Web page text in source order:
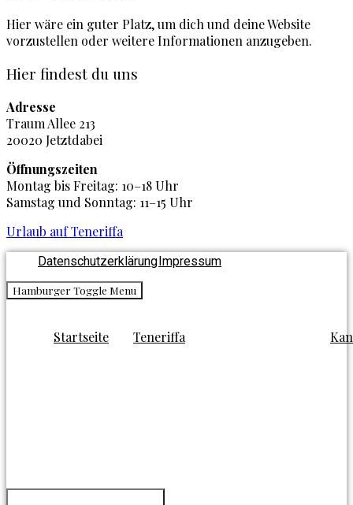
Hier wäre ein guter Platz, um dich und deine Website
vorzustellen oder weitere Informationen anzugeben.
Hier findest du uns
Adresse
Traum Allee 213
20020 Jetztdabei
Öffnungszeiten
Montag bis Freitag: 10–18 Uhr
Samstag und Sonntag: 11–15 Uhr
Urlaub auf Teneriffa
Datenschutzerklärung Impressum
Hamburger Toggle Menu
Startseite Teneriffa